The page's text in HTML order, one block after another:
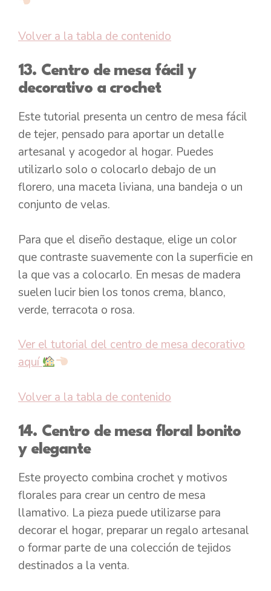
Volver a la tabla de contenido
13. Centro de mesa fácil y
decorativo a crochet
Este tutorial presenta un centro de mesa fácil
de tejer, pensado para aportar un detalle
artesanal y acogedor al hogar. Puedes
utilizarlo solo o colocarlo debajo de un
florero, una maceta liviana, una bandeja o un
conjunto de velas.
Para que el diseño destaque, elige un color
que contraste suavemente con la superficie en
la que vas a colocarlo. En mesas de madera
suelen lucir bien los tonos crema, blanco,
verde, terracota o rosa.
Ver el tutorial del centro de mesa decorativo
aquí
Volver a la tabla de contenido
14. Centro de mesa floral bonito
y elegante
Este proyecto combina crochet y motivos
florales para crear un centro de mesa
llamativo. La pieza puede utilizarse para
decorar el hogar, preparar un regalo artesanal
o formar parte de una colección de tejidos
destinados a la venta.